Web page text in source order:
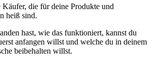
die für deine Produkte und
heiß sind.
hast, wie das funktioniert, kannst du
anfangen willst und welche du in deinem
beibehalten willst.